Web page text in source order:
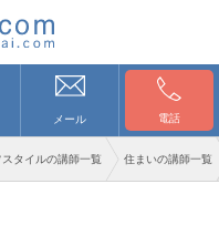
メール 電話
タイルの講師一覧 住まいの講師一覧